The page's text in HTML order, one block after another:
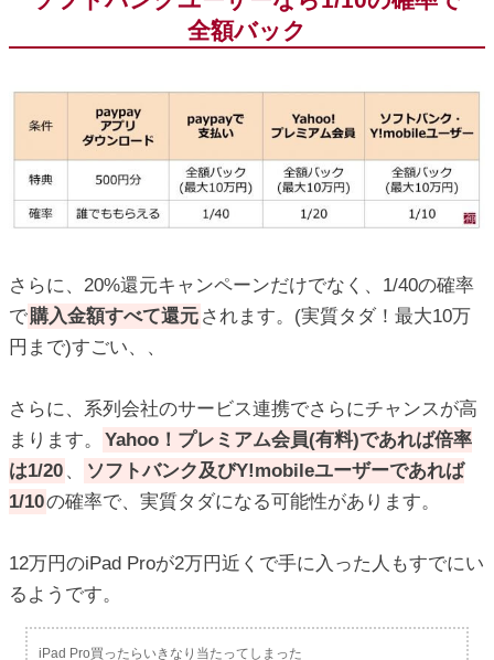
全額バック
さらに、20%還元キャンペーンだけでなく、1/40の確率
で購入金額すべて還元 されます。(実質タダ！最大10万
円まで)すごい、、
さらに、系列会社のサービス連携でさらにチャンスが高
まります。
Yahoo！プレミアム会員(有料)であれば倍率
は1/20 、
ソフトバンク及びY!mobileユーザーであれば
1/10の確率で、実質タダになる可能性があります。
12万円のiPad Proが2万円近くで手に入った人もすでにい
るようです。
iPad Pro買ったらいきなり当たってしまった